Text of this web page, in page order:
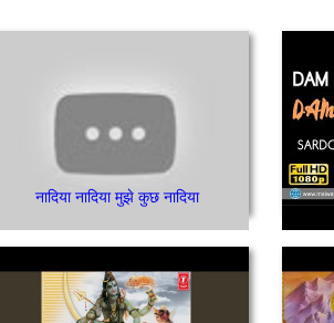
नादिया नादिया मुझे कुछ नादिया